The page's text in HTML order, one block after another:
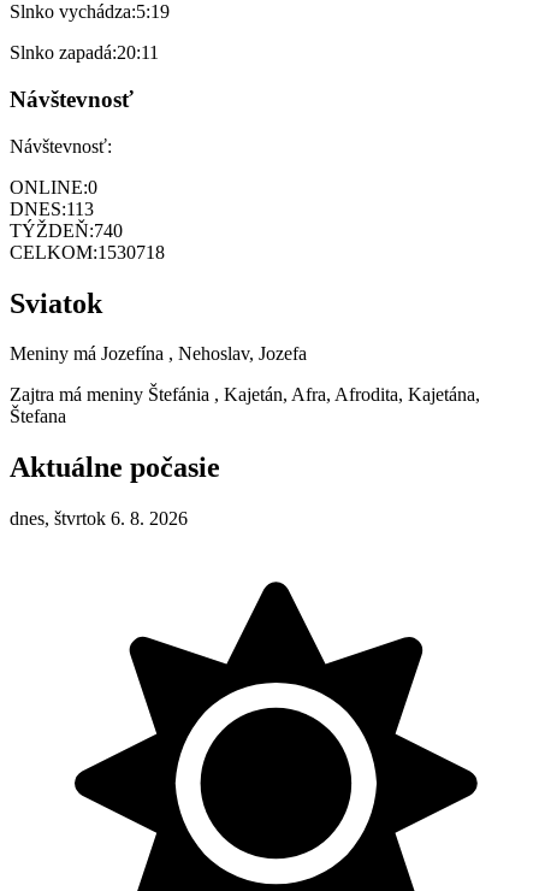
Slnko vychádza:5:19
Slnko zapadá:20:11
Návštevnosť
Návštevnosť:
ONLINE:0
DNES:113
TÝŽDEŇ:740
CELKOM:1530718
Sviatok
Meniny má Jozefína , Nehoslav, Jozefa
Zajtra má meniny Štefánia , Kajetán, Afra, Afrodita, Kajetána,
Štefana
Aktuálne počasie
dnes, štvrtok 6. 8. 2026